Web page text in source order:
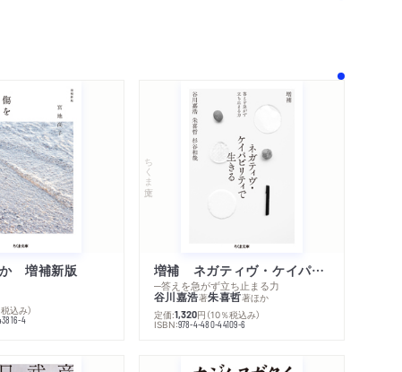
増補新版
込み）
4
ちくま文庫
増補 ネガティヴ・ケイパビリティで生きる
─答えを急がず立ち止まる力
谷川嘉浩著朱喜哲著ほか
定価:1,320円 （10％税込み）
ISBN:978-4-480-44109-6